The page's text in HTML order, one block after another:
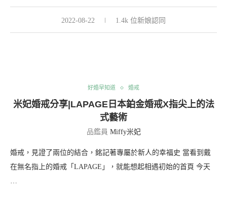
2022-08-22 1.4k 位新娘認同
好婚早知道 婚戒
米妃婚戒分享|LAPAGE日本鉑金婚戒X指尖上的法
式藝術
品鑑員 Miffy米妃
婚戒，見證了兩位的結合，銘記著專屬於新人的幸福史 當看到戴
在無名指上的婚戒「LAPAGE」，就能想起相遇初始的首頁 今天
…